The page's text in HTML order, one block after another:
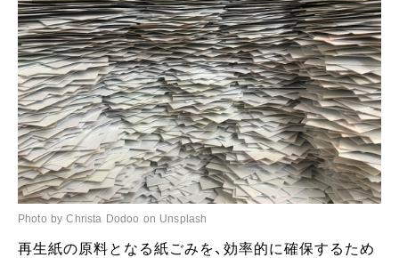
Photo by Christa Dodoo on Unsplash
再生紙の原料となる紙ごみを、効率的に確保するため